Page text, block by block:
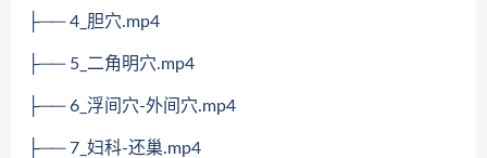
├── 4_胆穴.mp4
├── 5_二角明穴.mp4
├── 6_浮间穴-外间穴.mp4
├── 7_妇科-还巢.mp4